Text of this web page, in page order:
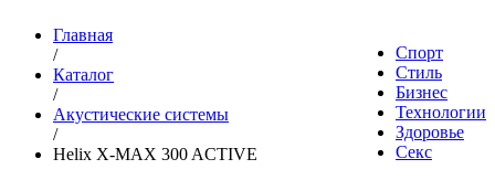
Спорт
Стиль
Бизнес
Технологии
Здоровье
Секс
Главная
/
Каталог
/
Акустические системы
/
Helix X-MAX 300 ACTIVE